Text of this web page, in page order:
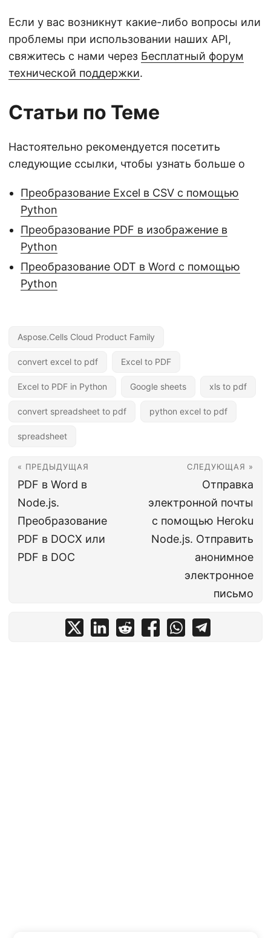
Если у вас возникнут какие-либо вопросы или
проблемы при использовании наших API,
свяжитесь с нами через Бесплатный форум
технической поддержки.
Статьи по Теме
Настоятельно рекомендуется посетить
следующие ссылки, чтобы узнать больше о
Преобразование Excel в CSV с помощью
Python
Преобразование PDF в изображение в
Python
Преобразование ODT в Word с помощью
Python
Aspose.Cells Cloud Product Family
convert excel to pdf Excel to PDF
Excel to PDF in Python Google sheets xls to pdf
convert spreadsheet to pdf python excel to pdf
spreadsheet
« ПРЕДЫДУЩАЯ
PDF в Word в
Node.js.
Преобразование
PDF в DOCX или
PDF в DOC
СЛЕДУЮЩАЯ »
Отправка
электронной почты
с помощью Heroku
Node.js. Отправить
анонимное
электронное
письмо